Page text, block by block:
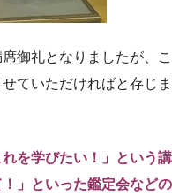
御礼となりましたが、こ
ていただければと存じま
を学びたい！」という講
」といった鑑定会などの